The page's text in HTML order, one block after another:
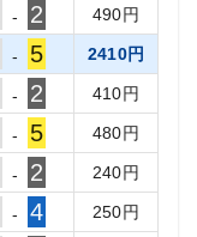
- 2 490円
- 5 2410円
- 2 410円
- 5 480円
- 2 240円
- 4 250円